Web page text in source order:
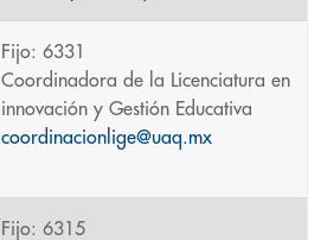
Fijo: 6331
Coordinadora de la Licenciatura en
innovación y Gestión Educativa
coordinacionlige@uaq.mx
Fijo: 6315